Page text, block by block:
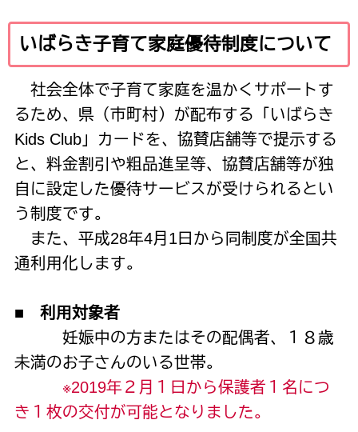
いばらき子育て家庭優待制度について
社会全体で子育て家庭を温かくサポートす
るため、県（市町村）が配布する「いばらき
Kids Club」カードを、協賛店舗等で提示する
と、料金割引や粗品進呈等、協賛店舗等が独
自に設定した優待サービスが受けられるとい
う制度です。
また、平成28年4月 1日から同制度が全国共
通利用化します。
■ 利用対象者
妊娠中の方またはその配偶者、１８歳
未満のお子さんのいる世帯。
※2019年２月１日から保護者１名につ
き１枚の交付が可能となりました。